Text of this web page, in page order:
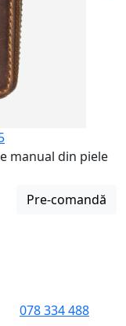
manual din piele
Pre-comandă
078 334 488